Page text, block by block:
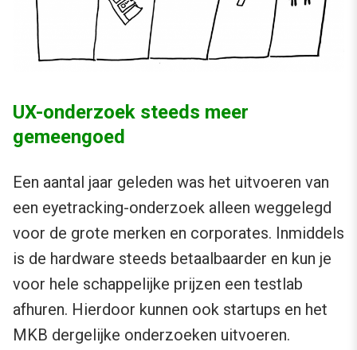
UX-onderzoek steeds meer
gemeengoed
Een aantal jaar geleden was het uitvoeren van
een eyetracking-onderzoek alleen weggelegd
voor de grote merken en corporates. Inmiddels
is de hardware steeds betaalbaarder en kun je
voor hele schappelijke prijzen een testlab
afhuren. Hierdoor kunnen ook startups en het
MKB dergelijke onderzoeken uitvoeren.